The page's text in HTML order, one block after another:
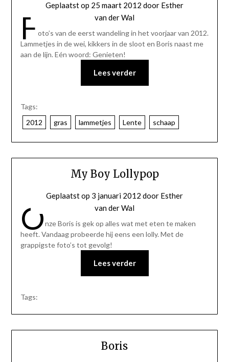
Geplaatst op 25 maart 2012 door Esther
van der Wal
F oto’s van de eerst wandeling in het voorjaar van 2012.
Lammetjes in de wei, kikkers in de sloot en Boris naast me
aan de lijn. Eén woord: Genieten!
Lees verder
Tags:
2012
gras lammetjes Lente schaap
My Boy Lollypop
Geplaatst op 3 januari 2012 door Esther
van der Wal
Onze Boris is gek op alles wat met eten te maken
heeft. Vandaag probeerde hij eens een lolly. Met de
grappigste foto’s tot gevolg!
Lees verder
Tags:
Boris